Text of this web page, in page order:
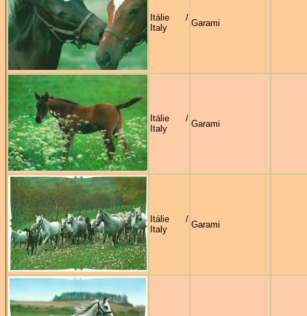
Itálie /
Italy
Garami
Itálie /
Italy
Garami
Itálie /
Italy
Garami